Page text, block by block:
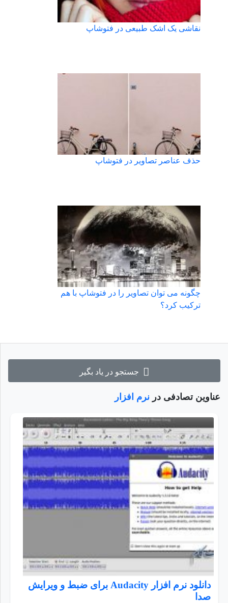
جستجو در یاد بگیر
عناوین تصادفی در نرم افزار
دانلود نرم افزار Audacity برای ضبط و ویرایش
صدا
نقاشی یک اشک طبیعی در فتوشاپ
حذف عناصر تصاویر در فتوشاپ
چگونه می توان تصاویر را در فتوشاپ با هم
ترکیب کرد؟